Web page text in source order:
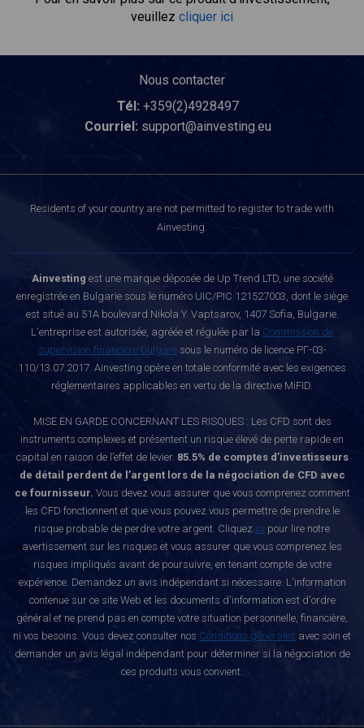
veuillez cliquer ici
Nous contacter
Tél: +359(2)4928497
Courriel: support@ainvesting.eu
Residents of your country are not permitted to register to trade with
Ainvesting.
Ainvesting est une marque déposée de Up Trend LTD, une société
enregistrée en Bulgarie sous le numéro UIC/PIC 121527003, dont le siège
est situé au 51A boulevard Nikola Y. Vaptsarov, 1407 Sofia, Bulgarie.
L'entreprise est autorisée, agréée et régulée par la Commission de
supervision financière bulgaresous le numéro de licence РГ-03-
110/13.07.2017. Ainvesting opère en totale conformité avec les exigences
réglementaires applicables en vertu de la directive MiFID.
MISE EN GARDE CONCERNANT LES RISQUES : Les CFD sont des
instruments complexes et présentent un risque élevé de perte rapide en
capital en raison de l’effet de levier. 85.5% de comptes d’investisseurs
de détail perdent de l’argent lors de la négociation de CFD avec
ce fournisseur. Vous devez vous assurer que vous comprenez comment
les CFD fonctionnent et que vous pouvez vous permettre de prendre le
risque probable de perdre votre argent. Cliquez ici pour lire notre
avertissement sur les risques et vous assurer que vous comprenez les
risques impliqués avant de poursuivre, en tenant compte de votre
expérience. Demandez un avis indépendant si nécessaire. L'information
contenue sur ce site Web et les documents d'information est d'ordre
général et ne prend pas en compte votre situation personnelle, financière,
ni vos besoins. Vous devez consulter nos Conditions générales avec soin et
demander un avis légal indépendant pour déterminer si la négociation de
ces produits vous convient.